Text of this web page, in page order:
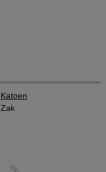
Katoen
Zak